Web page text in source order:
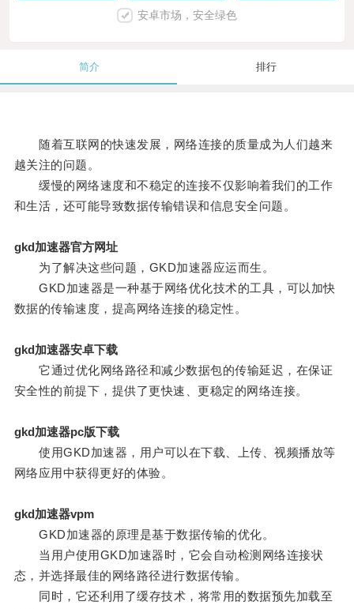
安卓市场，安全绿色
简介 排行
随着互联网的快速发展，网络连接的质量成为人们越来
越关注的问题。
缓慢的网络速度和不稳定的连接不仅影响着我们的工作
和生活，还可能导致数据传输错误和信息安全问题。
gkd加速器官方网址
为了解决这些问题，GKD加速器应运而生。
GKD加速器是一种基于网络优化技术的工具，可以加快
数据的传输速度，提高网络连接的稳定性。
gkd加速器安卓下载
它通过优化网络路径和减少数据包的传输延迟，在保证
安全性的前提下，提供了更快速、更稳定的网络连接。
gkd加速器pc版下载
使用GKD加速器，用户可以在下载、上传、视频播放等
网络应用中获得更好的体验。
gkd加速器vpm
GKD加速器的原理是基于数据传输的优化。
当用户使用GKD加速器时，它会自动检测网络连接状
态，并选择最佳的网络路径进行数据传输。
同时，它还利用了缓存技术，将常用的数据预先加载至